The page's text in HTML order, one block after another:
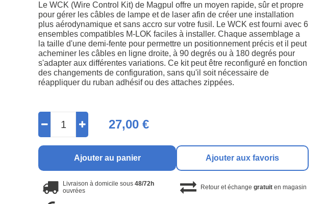
Le WCK (Wire Control Kit) de Magpul offre un moyen rapide, sûr et propre
pour gérer les câbles de lampe et de laser afin de créer une installation
plus aérodynamique et sans accro sur votre fusil. Le WCK est fourni avec 6
ensembles compatibles M-LOK faciles à installer. Chaque assemblage a
la taille d'une demi-fente pour permettre un positionnement précis et il peut
acheminer les câbles en ligne droite, à 90 degrés ou à 180 degrés pour
s'adapter aux différentes variations. Ce kit peut être reconfiguré en fonction
des changements de configuration, sans qu'il soit nécessaire de
réappliquer du ruban adhésif ou des attaches zippées.
27,00 €
Ajouter au panier Ajouter aux favoris
Livraison à domicile sous48/72h
ouvrées
Retour et échange gratuiten magasin